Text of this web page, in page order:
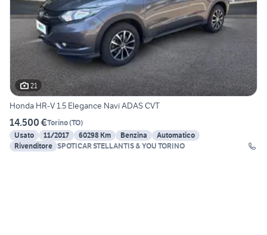
21
Honda HR-V 1.5 Elegance Navi ADAS CVT
14.500 €Torino(TO)
Usato
11/2017 60298 Km Benzina
Automatico
Rivenditore SPOTICAR STELLANTIS & YOU TORINO